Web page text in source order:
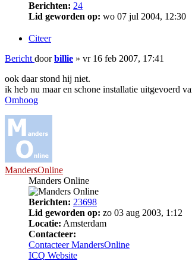
Berichten: 24
Lid geworden op: wo 07 jul 2004, 12:30
Citeer
Bericht doorbillie » vr 16 feb 2007, 17:41
ook daar stond hij niet.
ik heb nu maar en schone installatie uitgevoerd
Omhoog
MandersOnline
Manders Online
Berichten: 23698
Lid geworden op: zo 03 aug 2003, 1:12
Locatie: Amsterdam
Contacteer:
Contacteer MandersOnline
ICQ Website